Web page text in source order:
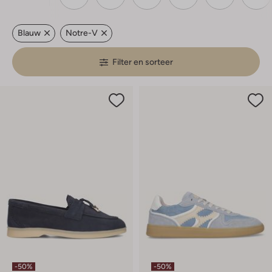
Blauw Notre-V
Filter en sorteer
-50% -50%